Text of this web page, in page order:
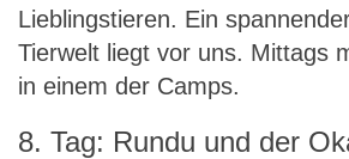
Lieblingstieren. Ein
Tierwelt liegt vor uns. Mittags
in einem der Camps.
8. Tag: Rundu und der